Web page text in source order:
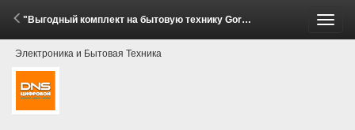
"Выгодный комплект на бытовую технику Gorenje и Hisense!" (2 - 22 Июня 2026)
Электроника и Бытовая Техника